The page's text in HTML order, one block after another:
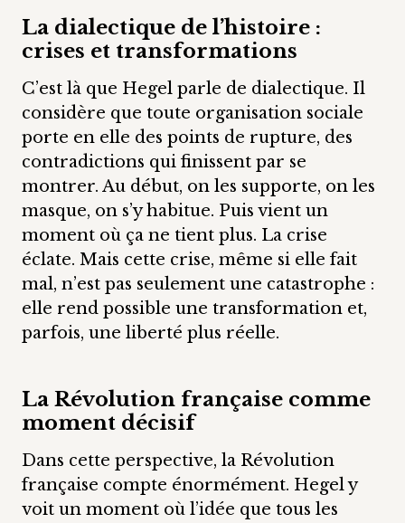
La dialectique de l’histoire :
crises et transformations
C’est là que Hegel parle de dialectique. Il
considère que toute organisation sociale
porte en elle des points de rupture, des
contradictions qui finissent par se
montrer. Au début, on les supporte, on les
masque, on s’y habitue. Puis vient un
moment où ça ne tient plus. La crise
éclate. Mais cette crise, même si elle fait
mal, n’est pas seulement une catastrophe :
elle rend possible une transformation et,
parfois, une liberté plus réelle.
La Révolution française comme
moment décisif
Dans cette perspective, la Révolution
française compte énormément. Hegel y
voit un moment où l’idée que tous les